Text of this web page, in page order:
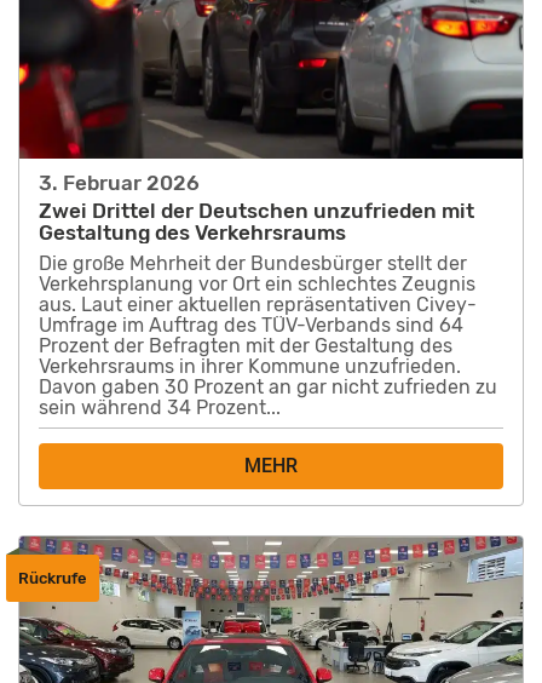
3. Februar 2026
Zwei Drittel der Deutschen unzufrieden mit
Gestaltung des Verkehrsraums
Die große Mehrheit der Bundesbürger stellt der
Verkehrsplanung vor Ort ein schlechtes Zeugnis
aus. Laut einer aktuellen repräsentativen Civey-
Umfrage im Auftrag des TÜV-Verbands sind 64
Prozent der Befragten mit der Gestaltung des
Verkehrsraums in ihrer Kommune unzufrieden.
Davon gaben 30 Prozent an gar nicht zufrieden zu
sein während 34 Prozent...
MEHR
Rückrufe